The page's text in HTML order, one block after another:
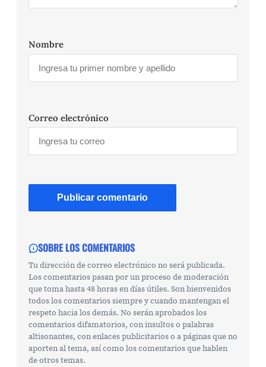
Nombre
Correo electrónico
SOBRE LOS COMENTARIOS
Tu dirección de correo electrónico no será publicada.
Los comentarios pasan por un proceso de moderación
que toma hasta 48 horas en días útiles. Son bienvenidos
todos los comentarios siempre y cuando mantengan el
respeto hacia los demás. No serán aprobados los
comentarios difamatorios, con insultos o palabras
altisonantes, con enlaces publicitarios o a páginas que no
aporten al tema, así como los comentarios que hablen
de otros temas.